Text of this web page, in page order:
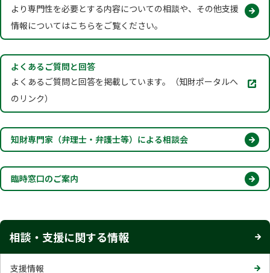
より専門性を必要とする内容についての相談や、その他支援
情報についてはこちらをご覧ください。
よくあるご質問と回答
よくあるご質問と回答を掲載しています。（知財ポータルへ
のリンク）
別
開
く
知財専門家（弁理士・弁護士等）による相談会
臨時窓口のご案内
相談・支援に関する情報
支援情報